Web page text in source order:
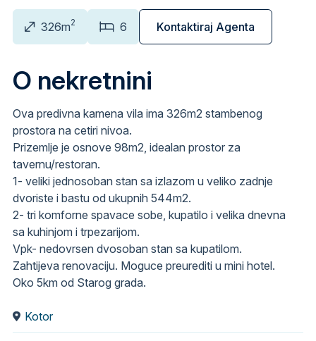
326m2 6 Kontaktiraj Agenta
O nekretnini
Ova predivna kamena vila ima 326m2 stambenog
prostora na cetiri nivoa.
Prizemlje je osnove 98m2, idealan prostor za
tavernu/restoran.
1- veliki jednosoban stan sa izlazom u veliko zadnje
dvoriste i bastu od ukupnih 544m2.
2- tri komforne spavace sobe, kupatilo i velika dnevna
sa kuhinjom i trpezarijom.
Vpk- nedovrsen dvosoban stan sa kupatilom.
Zahtijeva renovaciju. Moguce preurediti u mini hotel.
Oko 5km od Starog grada.
Kotor